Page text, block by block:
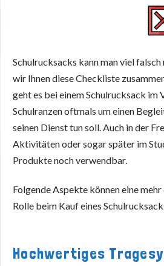
Schulrucksacks kann man viel falsch
wir Ihnen diese Checkliste
geht es bei einem Schulrucksack im
Schulranzen oftmals um einen
seinen Dienst tun soll. Auch in der
Aktivitäten oder sogar später im
Produkte noch verwendbar.
Folgende Aspekte können eine
Rolle beim Kauf eines
Hochwertiges